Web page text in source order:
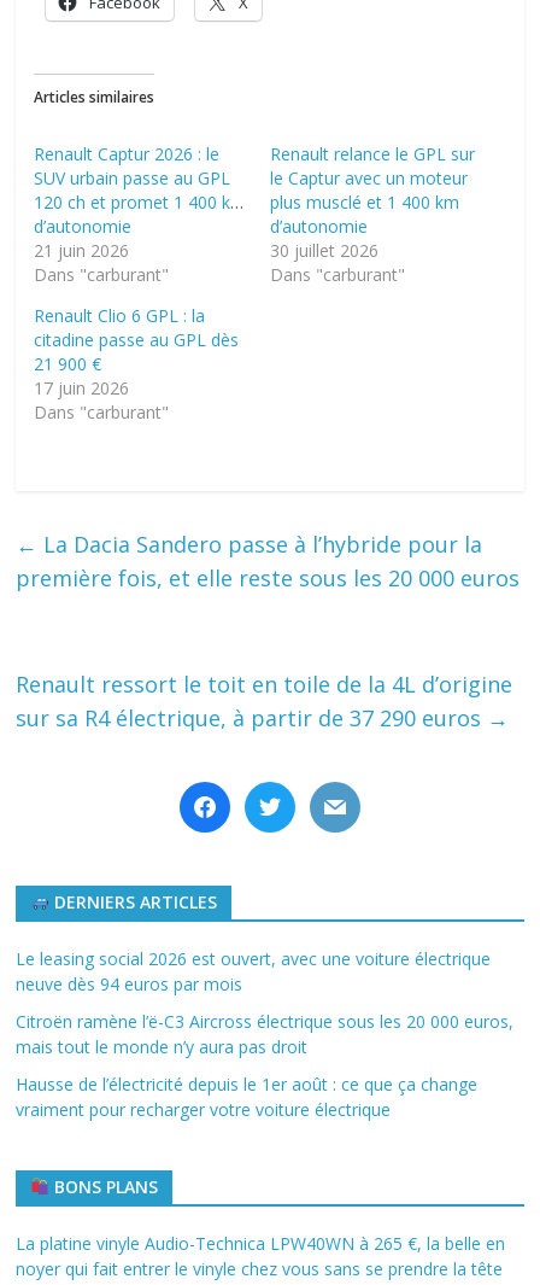
Articles similaires
Renault Captur 2026 : le
SUV urbain passe au GPL
120 ch et promet 1 400 km
d’autonomie
21 juin 2026
Dans "carburant"
Renault relance le GPL sur
le Captur avec un moteur
plus musclé et 1 400 km
d’autonomie
30 juillet 2026
Dans "carburant"
Renault Clio 6 GPL : la
citadine passe au GPL dès
21 900 €
17 juin 2026
Dans "carburant"
← La Dacia Sandero passe à l’hybride pour la
première fois, et elle reste sous les 20 000 euros
Renault ressort le toit en toile de la 4L d’origine
sur sa R4 électrique, à partir de 37 290 euros →
facebooktwitter mail
DERNIERS ARTICLES
Le leasing social 2026 est ouvert, avec une voiture électrique
neuve dès 94 euros par mois
Citroën ramène l’ë-C3 Aircross électrique sous les 20 000 euros,
mais tout le monde n’y aura pas droit
Hausse de l’électricité depuis le 1er août : ce que ça change
vraiment pour recharger votre voiture électrique
BONS PLANS
La platine vinyle Audio-Technica LPW40WN à 265 €, la belle en
noyer qui fait entrer le vinyle chez vous sans se prendre la tête